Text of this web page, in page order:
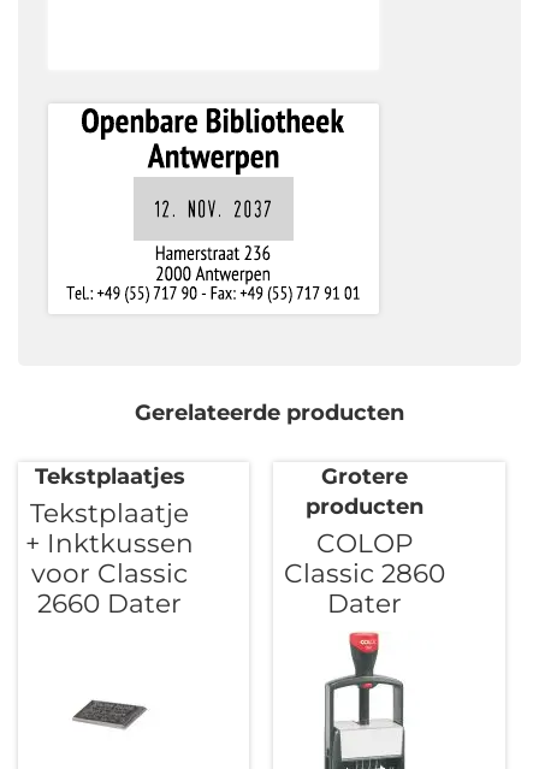
Gerelateerde producten
Tekstplaatjes
Tekstplaatje
+ Inktkussen
voor Classic
2660 Dater
Grotere
producten
COLOP
Classic 2860
Dater